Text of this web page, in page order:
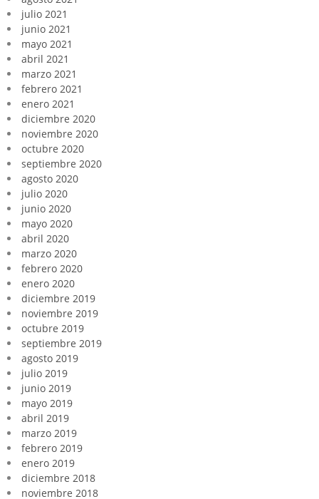
julio 2021
junio 2021
mayo 2021
abril 2021
marzo 2021
febrero 2021
enero 2021
diciembre 2020
noviembre 2020
octubre 2020
septiembre 2020
agosto 2020
julio 2020
junio 2020
mayo 2020
abril 2020
marzo 2020
febrero 2020
enero 2020
diciembre 2019
noviembre 2019
octubre 2019
septiembre 2019
agosto 2019
julio 2019
junio 2019
mayo 2019
abril 2019
marzo 2019
febrero 2019
enero 2019
diciembre 2018
noviembre 2018